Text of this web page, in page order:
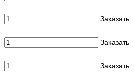
Заказать
Заказать
Заказать